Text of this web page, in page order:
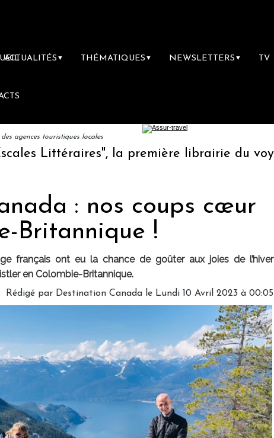
ACTUALITÉS ▼ THÉMATIQUES ▼ NEWSLETTERS ▼ TV
agences touristiques locales
Littéraires", la première librairie du voyage
: nos coups cœur
Britannique !
français ont eu la chance de goûter aux joies de l’hiver
en Colombie-Britannique.
Rédigé par Destination Canada le Lundi 10 Avril 2023 à 00:05